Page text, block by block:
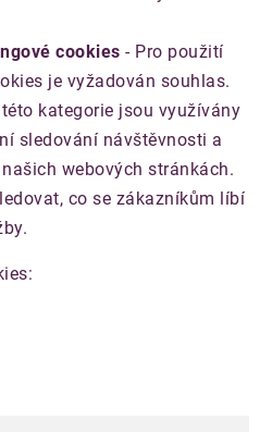
cookies - Pro použití
je vyžadován souhlas.
kategorie jsou využívány
sledování návštěvnosti a
webových stránkách.
co se zákazníkům líbí